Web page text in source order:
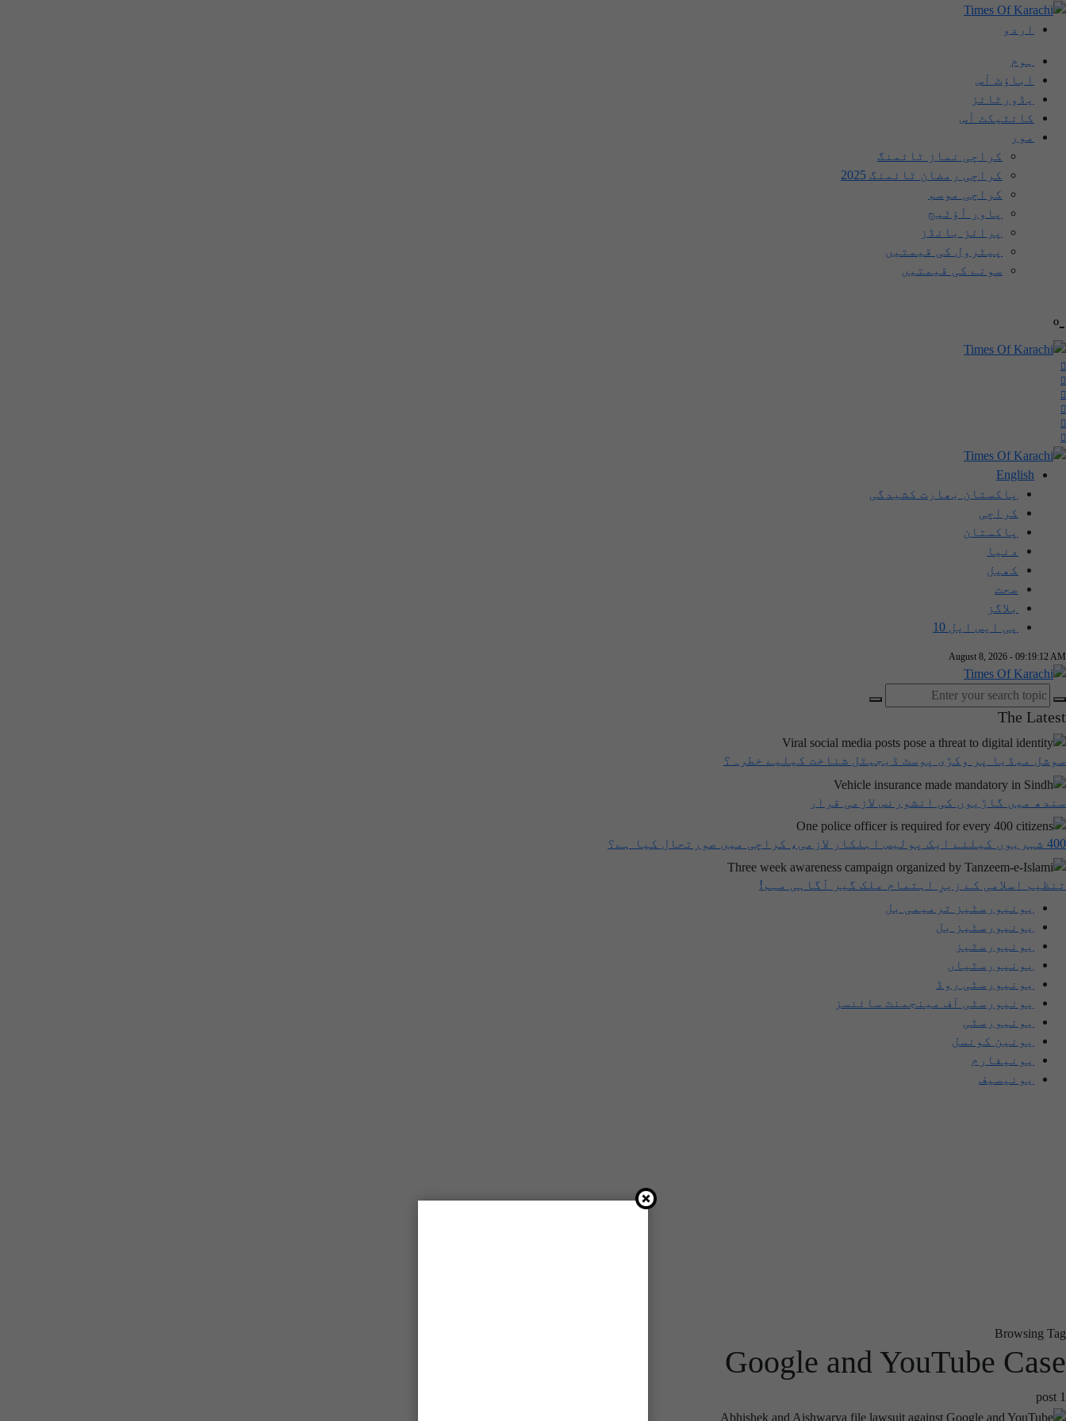
اردو
ہوم
اباؤٹ اَس
یڈورٹائز
کانٹیکٹ اَس
مور
کراچی نماز ٹائمنگ
کراچی رمضان ٹائمنگ 2025
کراچی موسم
پاور آؤٹیج
پرائز بانڈز
پیٹرول کی قیمتیں
سونے کی قیمتیں
-º
English
پاکستان بھارت کشیدگی
کراچی
پاکستان
دنیا
کھیل
صحت
بلاگز
پی ایس ایل 10
August 8, 2026 - 09:19:13 AM
The Latest
سوشل میڈیا پر وکڑی پوسٹ ڈیجیٹل شناخت کیلیے خطرہ؟
سندھ میں گاڑیوں کی انشورنس لازمی قرار
400 شہریوں کیلئے ایک پولیس اہلکار لازمی، کراچی میں صورتحال کیا ہے؟
تنظیم اسلامی کے زیرِ اہتمام ملک گیر آگاہی مہم!
یونیورسٹیز ترمیمی بل
یونیورسٹیز بل
یونیورسٹیز
یونیورسٹیاں
یونیورسٹی روڈ
یونیورسٹی آف مینجمنٹ سائنسز
یونیورسٹی
یونین کونسل
یونیفارم
یونیسیف
Browsing Tag
Google and YouTube Case
1 post